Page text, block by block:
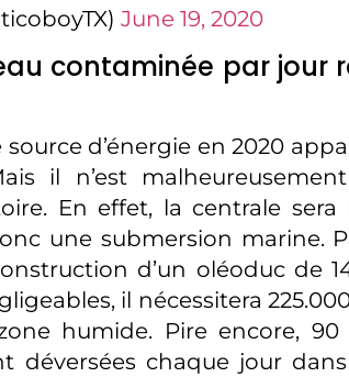
June 19, 2020
contaminée par jour
d’énergie en 2020
il n’est
En effet, la centrale
une submersion marine.
d’un oléoduc de
il nécessitera
humide. Pire encore, 90
déversées chaque jour